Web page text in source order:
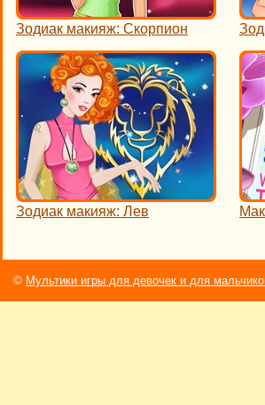
Зодиак макияж: Скорпион
Зодиак макияж: Лев
© Мультики игры для девочек и для